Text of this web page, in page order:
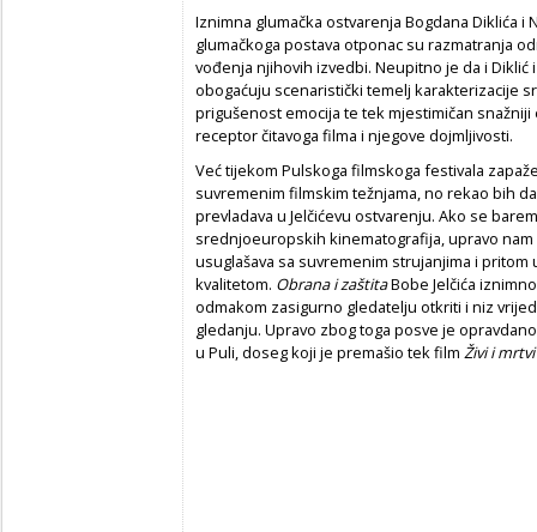
Iznimna glumačka ostvarenja Bogdana Diklića
glumačkoga postava otponac su razmatranja
vođenja njihovih izvedbi. Neupitno je da i
obogaćuju scenaristički temelj karakterizacije
prigušenost emocija te tek mjestimičan
receptor čitavoga filma i njegove dojmljivosti.
Već tijekom Pulskoga filmskoga festivala
suvremenim filmskim težnjama, no rekao bih
prevladava u Jelčićevu ostvarenju. Ako se
srednjoeuropskih kinematografija, upravo nam
usuglašava sa suvremenim strujanjima i
kvalitetom. Obrana i zaštitaBobe Jelčića
odmakom zasigurno gledatelju otkriti i niz
gledanju. Upravo zbog toga posve je
u Puli, doseg koji je premašio tek film Živi i mrtvi